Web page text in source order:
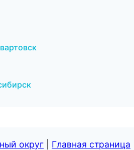
округ Главная страница